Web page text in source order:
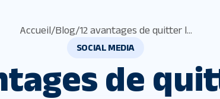
Accueil/Blog/12 avantages de quitter l...
SOCIAL MEDIA
de